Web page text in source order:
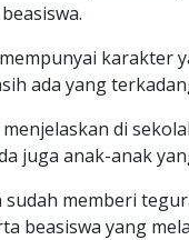
karakter
ada yang
di
juga anak-anak
sudah memberi
beasiswa yang